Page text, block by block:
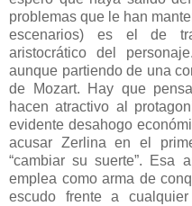
problemas que le han
escenarios) es el de
aristocrático del
aunque partiendo de una
de Mozart. Hay que
hacen atractivo al
evidente desahogo
acusar Zerlina en el
“cambiar su suerte”. Esa
emplea como arma de
escudo frente a